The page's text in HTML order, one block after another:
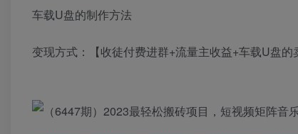
车载U盘的制作方法
变现方式：【收徒付费进群+流量主收益+车载U盘的